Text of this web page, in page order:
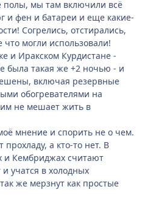
полы, мы там включили всё
и фен и батареи и еще какие-
Согрелись, отстирались,
могли использовали!
и Иракском Курдистане -
была такая же +2 ночью - и
включая резервные
обогревателями на
им не мешает жить в
мнение и спорить не о чем.
а кто-то нет. В
и Кембриджах считают
учатся в холодных
же мерзнут как простые